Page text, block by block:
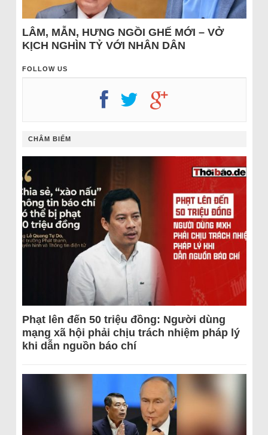
LÂM, MẪN, HƯNG NGỒI GHẾ MỚI – VỞ
KỊCH NGHÌN TỶ VỚI NHÂN DÂN
FOLLOW US
CHÂM BIẾM
Phạt lên đến 50 triệu đồng: Người dùng
mạng xã hội phải chịu trách nhiệm pháp lý
khi dẫn nguồn báo chí